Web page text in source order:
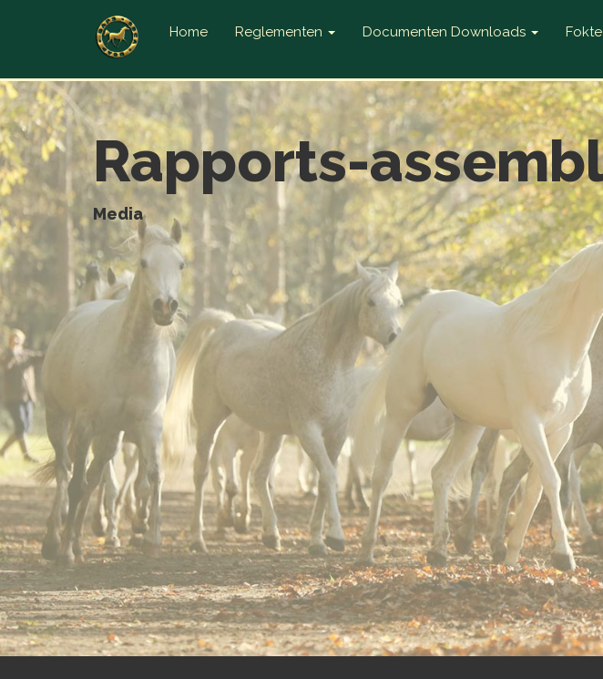
Home Reglementen Documenten Downloads
Rapports-
Media